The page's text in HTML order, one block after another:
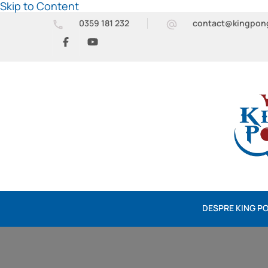
Skip to Content
0359 181 232
DESPRE KING